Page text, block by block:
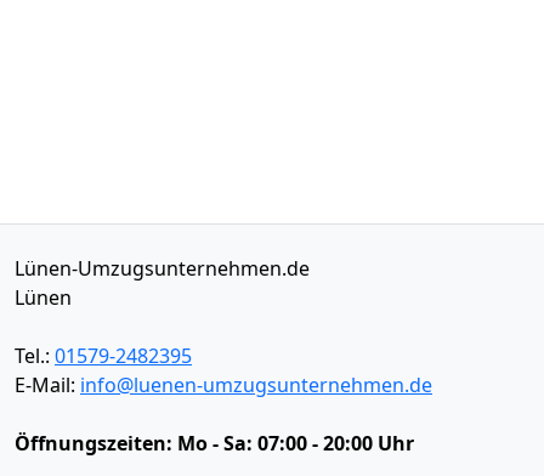
Lünen-Umzugsunternehmen.de
Lünen
Tel.: 01579-2482395
E-Mail: info@luenen-umzugsunternehmen.de
Öffnungszeiten: Mo - Sa: 07:00 - 20:00 Uhr